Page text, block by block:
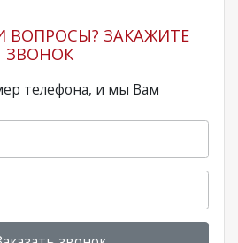
ВОПРОСЫ? ЗАКАЖИТЕ
ЗВОНОК
телефона, и мы Вам